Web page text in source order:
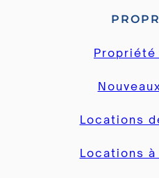
Propriété
Locations
Locations